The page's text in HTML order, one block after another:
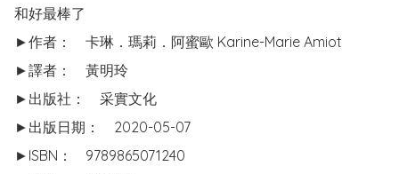
和好最棒了
►作者：	卡琳．瑪莉．阿蜜歐 Karine-Marie Amiot
►譯者：	黃明玲
►出版社：	采實文化
►出版日期：	2020-05-07
►ISBN：	9789865071240